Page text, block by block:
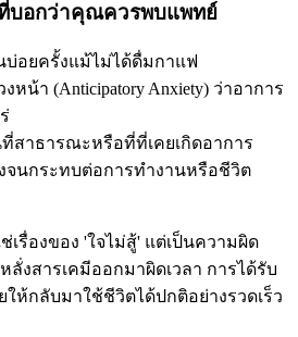
ที่บอกว่าคุณควรพบแพทย์
บ่อยครั้งแม้ไม่ได้ดื่มกาแฟ
หน้า (Anticipatory Anxiety) ว่าอาการ
ที่สาธารณะหรือที่ที่เคยเกิดอาการ
จนกระทบต่อการทำงานหรือชีวิต
เรื่องของ 'ใจไม่สู้' แต่เป็นความผิด
งสารเคมีออกมาผิดเวลา การได้รับ
ห้กลับมาใช้ชีวิตได้ปกติอย่างรวดเร็ว